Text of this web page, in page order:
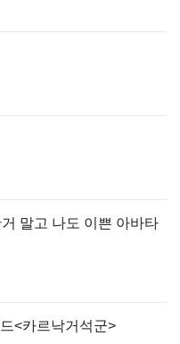
말고 나도 이쁜 아바타
<카르낙거석군>